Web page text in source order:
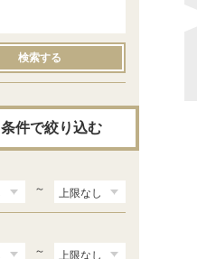
検索する
条件で絞り込む
～
～